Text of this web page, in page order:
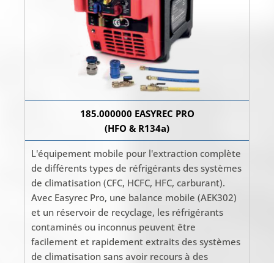
185.000000 EASYREC PRO
(HFO & R134a)
L'équipement mobile pour l'extraction complète
de différents types de réfrigérants des systèmes
de climatisation (CFC, HCFC, HFC, carburant).
Avec Easyrec Pro, une balance mobile (AEK302)
et un réservoir de recyclage, les réfrigérants
contaminés ou inconnus peuvent être
facilement et rapidement extraits des systèmes
de climatisation sans avoir recours à des